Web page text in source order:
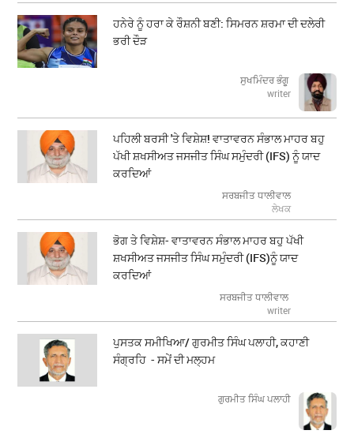
ਹਨੇਰੇ ਨੂੰ ਹਰਾ ਕੇ ਰੌਸ਼ਨੀ ਬਣੀ: ਸਿਮਰਨ ਸ਼ਰਮਾ ਦੀ ਦਲੇਰੀ
ਭਰੀ ਦੌੜ
ਸੁਖਮਿੰਦਰ ਭੰਗੂ
writer
ਪਹਿਲੀ ਬਰਸੀ 'ਤੇ ਵਿਸ਼ੇਸ਼! ਵਾਤਾਵਰਨ ਸੰਭਾਲ ਮਾਹਰ ਬਹੁ
ਪੱਖੀ ਸ਼ਖਸੀਅਤ ਜਸਜੀਤ ਸਿੰਘ ਸਮੁੰਦਰੀ (IFS) ਨੂੰ ਯਾਦ
ਕਰਦਿਆਂ
ਸਰਬਜੀਤ ਧਾਲੀਵਾਲ
ਲੇਖਕ
ਭੋਗ ਤੇ ਵਿਸ਼ੇਸ਼- ਵਾਤਾਵਰਨ ਸੰਭਾਲ ਮਾਹਰ ਬਹੁ ਪੱਖੀ
ਸ਼ਖਸੀਅਤ ਜਸਜੀਤ ਸਿੰਘ ਸਮੁੰਦਰੀ (IFS)ਨੂੰ ਯਾਦ
ਕਰਦਿਆਂ
ਸਰਬਜੀਤ ਧਾਲੀਵਾਲ
writer
ਪੁਸਤਕ ਸਮੀਖਿਆ/ ਗੁਰਮੀਤ ਸਿੰਘ ਪਲਾਹੀ, ਕਹਾਣੀ
ਸੰਗ੍ਰਹਿ - ਸਮੇਂ ਦੀ ਮਲ੍ਹਮ
ਗੁਰਮੀਤ ਸਿੰਘ ਪਲਾਹੀ